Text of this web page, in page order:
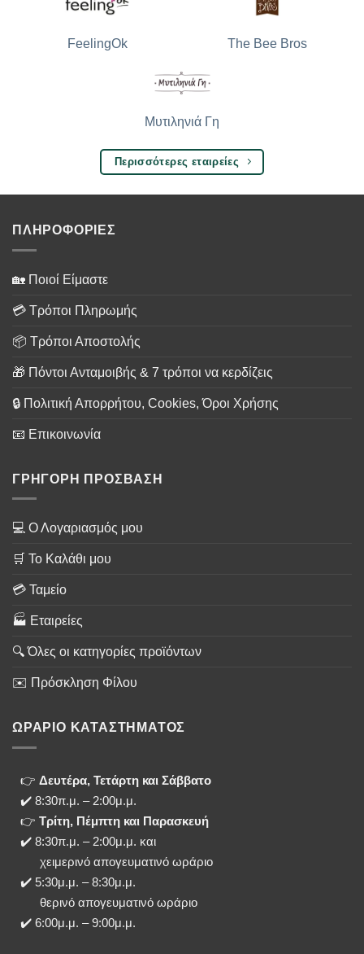
FeelingOk The Bee Bros
Μυτιληνιά Γη
Περισσότερες εταιρείες
ΠΛΗΡΟΦΟΡΙΕΣ
🏡 Ποιοί Είμαστε
💳 Τρόποι Πληρωμής
📦 Τρόποι Αποστολής
🎁 Πόντοι Ανταμοιβής & 7 τρόποι να κερδίζεις
🔒 Πολιτική Απορρήτου, Cookies, Όροι Χρήσης
📧 Επικοινωνία
ΓΡΗΓΟΡΗ ΠΡΟΣΒΑΣΗ
💻 Ο Λογαριασμός μου
🛒 Το Καλάθι μου
💳 Ταμείο
🏭 Εταιρείες
🔍 Όλες οι κατηγορίες προϊόντων
✉️ Πρόσκληση Φίλου
ΩΡΑΡΙΟ ΚΑΤΑΣΤΗΜΑΤΟΣ
👉 Δευτέρα, Τετάρτη και Σάββατο
✔️ 8:30π.μ. – 2:00μ.μ.
👉 Τρίτη, Πέμπτη και Παρασκευή
✔️ 8:30π.μ. – 2:00μ.μ. και
χειμερινό απογευματινό ωράριο
✔️ 5:30μ.μ. – 8:30μ.μ.
θερινό απογευματινό ωράριο
✔️ 6:00μ.μ. – 9:00μ.μ.